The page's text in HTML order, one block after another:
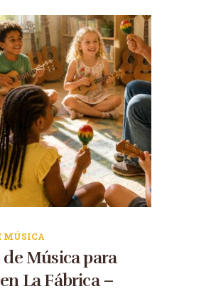
MÚSICA
de Música para
La Fábrica –